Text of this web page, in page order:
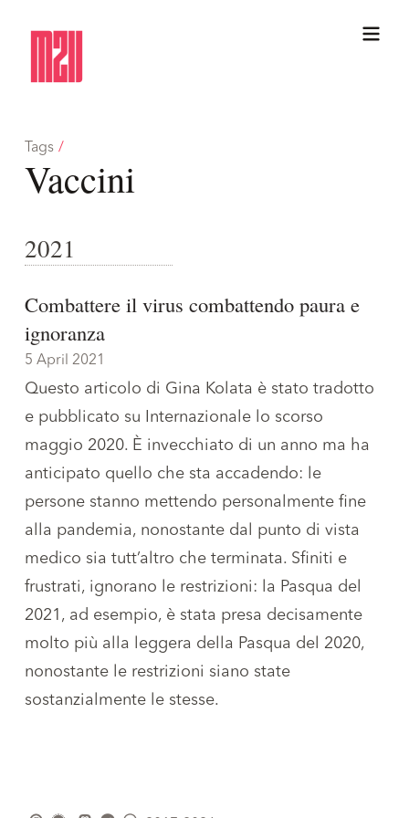
Tags /
Vaccini
2021
Combattere il virus combattendo paura e
ignoranza
5 April 2021
Questo articolo di Gina Kolata è stato tradotto
e pubblicato su Internazionale lo scorso
maggio 2020. È invecchiato di un anno ma ha
anticipato quello che sta accadendo: le
persone stanno mettendo personalmente fine
alla pandemia, nonostante dal punto di vista
medico sia tutt’altro che terminata. Sfiniti e
frustrati, ignorano le restrizioni: la Pasqua del
2021, ad esempio, è stata presa decisamente
molto più alla leggera della Pasqua del 2020,
nonostante le restrizioni siano state
sostanzialmente le stesse.